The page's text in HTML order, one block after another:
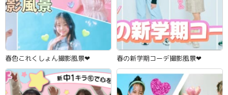
春色これくしょん撮影風景‪‪❤︎‬ 春の新学期コーデ撮影風景‪‪❤︎‬